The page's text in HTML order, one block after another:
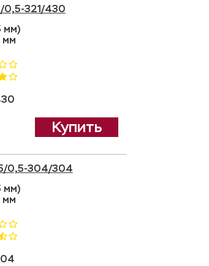
0,5-321/430
мм)
мм
Купить
0,5-304/304
мм)
мм